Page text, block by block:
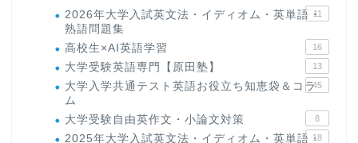
2026年大学入試英文法・イディオム・英単語・
熟語問題集
11
高校生×AI英語学習 16
大学受験英語専門【原田塾】 13
大学入学共通テスト英語お役立ち知恵袋＆コラ
ム
45
大学受験自由英作文・小論文対策 8
2025年大学入試英文法・イディオム・英単語・
18